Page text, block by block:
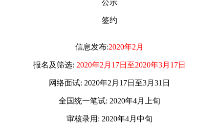
公示
签约
信息发布:2020年2月
报名及筛选: 2020年2月17日至2020年3月17日
网络面试: 2020年2月17日至3月31日
全国统一笔试: 2020年4月上旬
审核录用: 2020年4月中旬